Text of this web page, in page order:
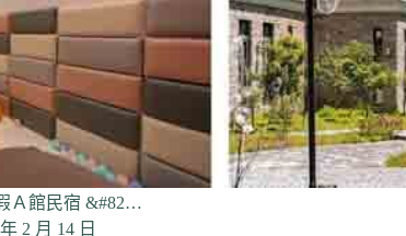
Ａ館民宿 &#82…
2 月 14 日